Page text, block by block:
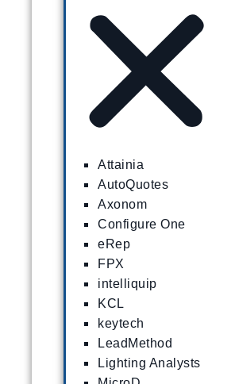
Attainia
AutoQuotes
Axonom
Configure One
eRep
FPX
intelliquip
KCL
keytech
LeadMethod
Lighting Analysts